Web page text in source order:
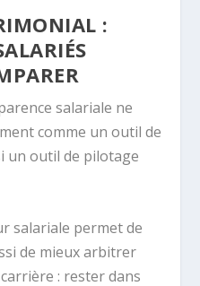
:
salariale ne
comme un outil de
un outil de pilotage
salariale permet de
de mieux arbitrer
: rester dans